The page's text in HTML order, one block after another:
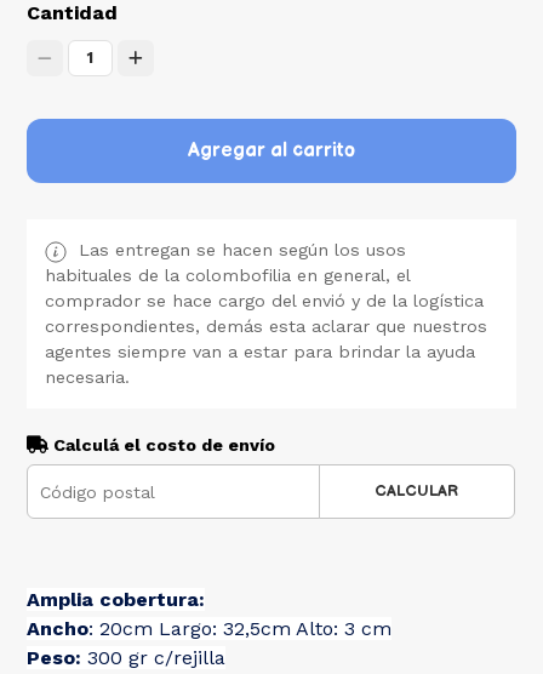
Cantidad
1
Agregar al carrito
Las entregan se hacen según los usos
habituales de la colombofilia en general, el
comprador se hace cargo del envió y de la logística
correspondientes, demás esta aclarar que nuestros
agentes siempre van a estar para brindar la ayuda
necesaria.
Calculá el costo de envío
CALCULAR
Amplia cobertura:
Ancho: 20cm Largo: 32,5cm Alto: 3 cm
Peso:300 gr c/rejilla